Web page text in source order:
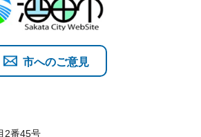
2番45号
市へのご意見